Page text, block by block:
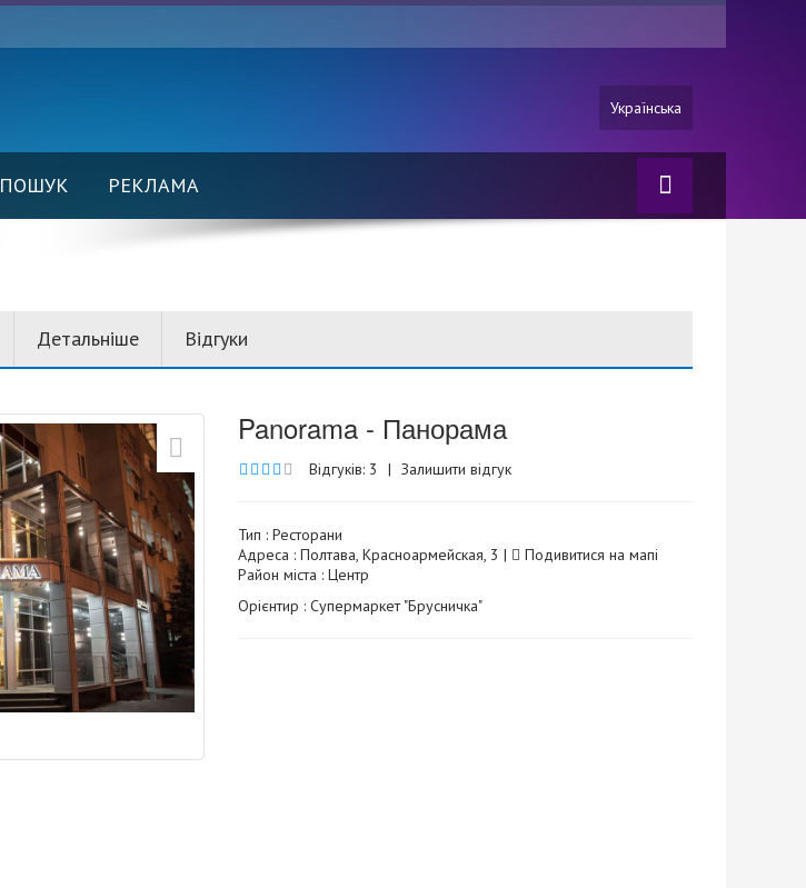
Українська
ПОШУК РЕКЛАМА
Детальніше Відгуки
Panorama - Панорама
Відгуків: 3 | Залишити відгук
Тип :Ресторани
Адреса : Полтава, Красноармейская, 3 |
Подивитися на мапі
Район міста : Центр
Орієнтир : Супермаркет "Брусничка"